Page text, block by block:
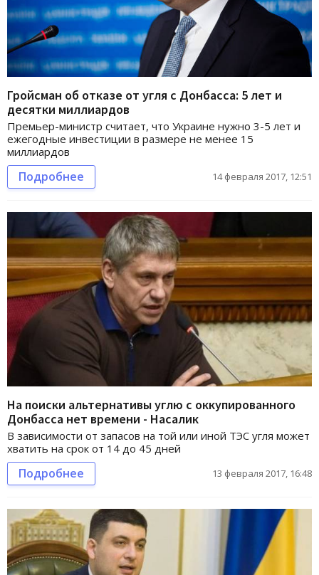
Гройсман об отказе от угля с Донбасса: 5 лет и
десятки миллиардов
Премьер-министр считает, что Украине нужно 3-5 лет и
ежегодные инвестиции в размере не менее 15
миллиардов
Подробнее 14 февраля 2017, 12:51
На поиски альтернативы углю с оккупированного
Донбасса нет времени - Насалик
В зависимости от запасов на той или иной ТЭС угля может
хватить на срок от 14 до 45 дней
Подробнее 13 февраля 2017, 16:48